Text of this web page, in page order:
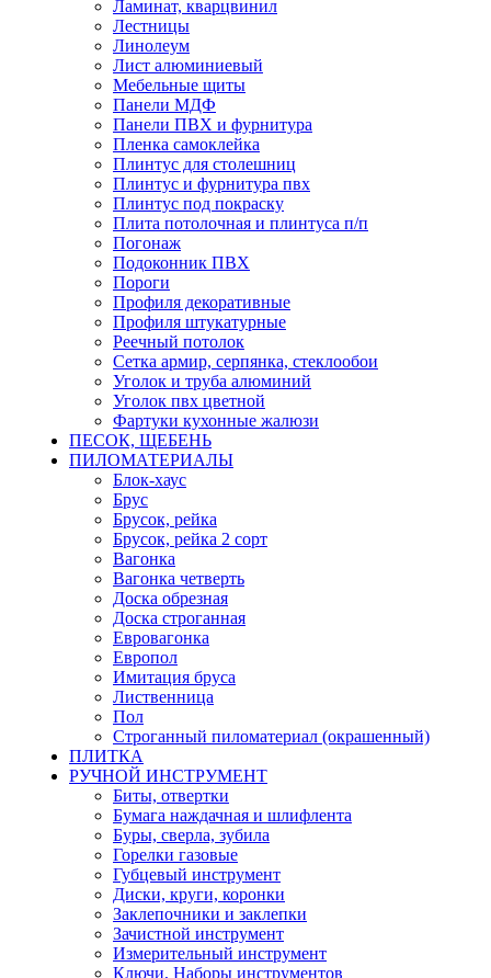
Ламинат, кварцвинил
Лестницы
Линолеум
Лист алюминиевый
Мебельные щиты
Панели МДФ
Панели ПВХ и фурнитура
Пленка самоклейка
Плинтус для столешниц
Плинтус и фурнитура пвх
Плинтус под покраску
Плита потолочная и плинтуса п/п
Погонаж
Подоконник ПВХ
Пороги
Профиля декоративные
Профиля штукатурные
Реечный потолок
Сетка армир, серпянка, стеклообои
Уголок и труба алюминий
Уголок пвх цветной
Фартуки кухонные жалюзи
ПЕСОК, ЩЕБЕНЬ
ПИЛОМАТЕРИАЛЫ
Блок-хаус
Брус
Брусок, рейка
Брусок, рейка 2 сорт
Вагонка
Вагонка четверть
Доска обрезная
Доска строганная
Евровагонка
Европол
Имитация бруса
Лиственница
Пол
Строганный пиломатериал (окрашенный)
ПЛИТКА
РУЧНОЙ ИНСТРУМЕНТ
Биты, отвертки
Бумага наждачная и шлифлента
Буры, сверла, зубила
Горелки газовые
Губцевый инструмент
Диски, круги, коронки
Заклепочники и заклепки
Зачистной инструмент
Измерительный инструмент
Ключи, Наборы инструментов